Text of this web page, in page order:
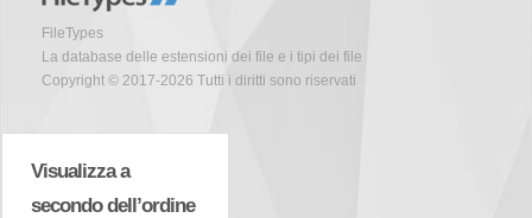
FileTypes
La database delle estensioni dei file e i tipi dei file
Copyright © 2017-2026 Tutti i diritti sono riservati
Visualizza a
secondo dell’ordine